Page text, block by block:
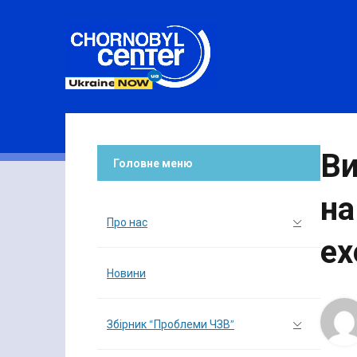
Головне меню
Про нас
Новини
Збірник “Проблеми ЧЗВ”